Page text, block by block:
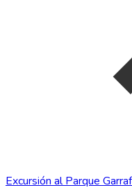
Excursión al Parque